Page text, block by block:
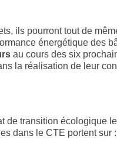
ils pourront tout de
énergétique des
au cours des six
la réalisation de leur
de transition écologique
dans le CTE portent sur :